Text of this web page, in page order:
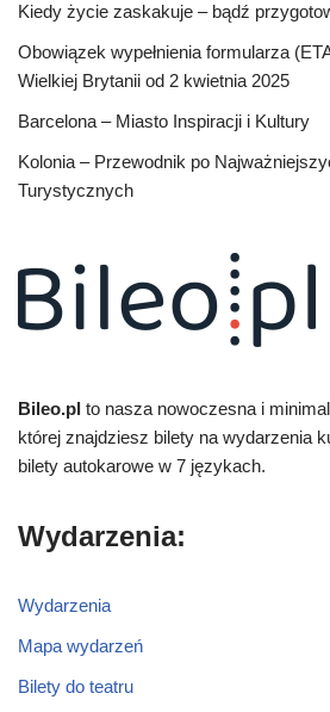
Kiedy życie zaskakuje – bądź
Obowiązek wypełnienia formularza
Wielkiej Brytanii od 2 kwietnia 2025
Barcelona – Miasto Inspiracji i Kultury
Kolonia – Przewodnik po
Turystycznych
Bileo.pl to nasza nowoczesna i
której znajdziesz bilety na wydarzenia
bilety autokarowe w 7 językach.
Wydarzenia:
Wydarzenia
Mapa wydarzeń
Bilety do teatru